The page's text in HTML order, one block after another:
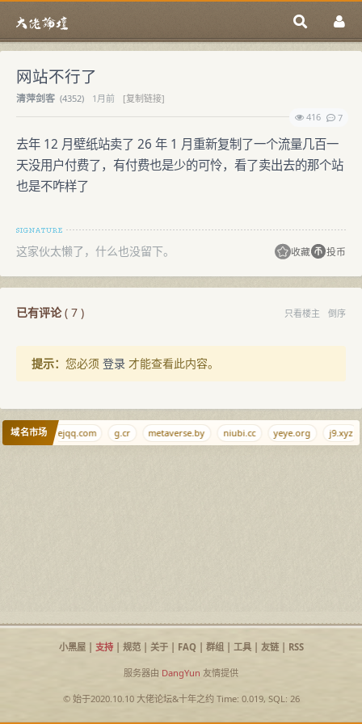
网站不行了
清萍剑客 (4352) 1月前
[复制链接]
416
7
去年 12 月壁纸站卖了 26 年 1 月重新复制了一个流量几百一
天没用户付费了，有付费也是少的可怜，看了卖出去的那个站
也是不咋样了
这家伙太懒了，什么也没留下。 收藏 投币
已有评论( 7 ) 只看楼主 倒序
提示： 您必须 登录 才能查看此内容。
域名市场 ejqq.com g.cr metaverse.by niubi.cc yeye.org j9.xyz
小黑屋| 支持| 规范| 关于| FAQ| 群组| 工具| 友链| RSS
服务器由 DangYun 友情提供
© 始于2020.10.10 大佬论坛&十年之约Time: 0.019, SQL: 26